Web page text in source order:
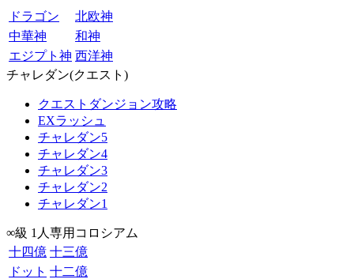
ドラゴン
北欧神
中華神
和神
エジプト神 西洋神
チャレダン(クエスト)
クエストダンジョン攻略
EXラッシュ
チャレダン5
チャレダン4
チャレダン3
チャレダン2
チャレダン1
∞級 1人専用コロシアム
十四億 十三億
ドット 十二億